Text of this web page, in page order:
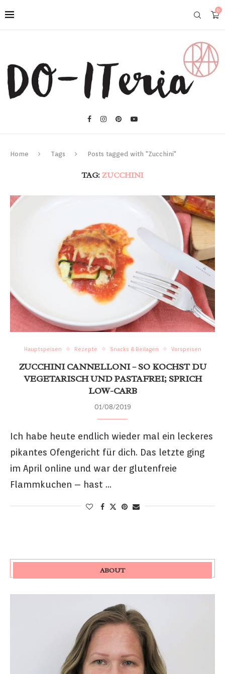
0
Home Tags Posts tagged with "Zucchini"
TAG: ZUCCHINI
Hauptspeisen Rezepte Snacks & Beilagen Vorspeisen
ZUCCHINI CANNELLONI – SO KOCHST DU
VEGETARISCH UND PASTAFREI; SPRICH
LOW-CARB
01/08/2019
Ich habe heute endlich wieder mal ein leckeres
pikantes Ofengericht für dich. Das letzte ging
im April online und war der glutenfreie
Flammkuchen – hast …
ABOUT